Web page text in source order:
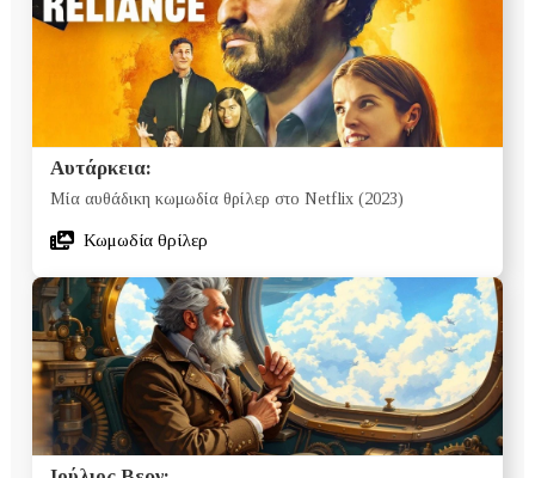
Αυτάρκεια:
Μία αυθάδικη κωμωδία θρίλερ στο Netflix (2023)
Κωμωδία θρίλερ